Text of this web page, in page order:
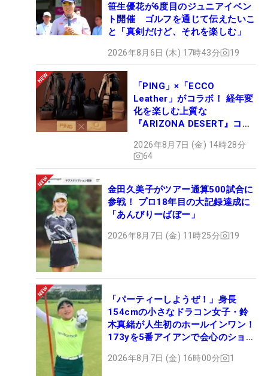
笹生優花が6度目のジュニアイベン
ト開催 ゴルフを通じて伝えたいこ
と「真剣だけど、それを楽しむ」
2026年8月6日 (木) 17時43分 19
「PING」×「ECCO
Leather」がコラボ！ 経年変
化を楽しむ上質な
『ARIZONA DESERT』コレ
ュー
2026年8月7日 (金) 14時28分
64
金田久美子がツアー通算500試合に
参戦！ プロ18年目の大記録達成に
「あんびりーばぼー」
2026年8月7日 (金) 11時25分 19
「パーティーしようぜ！」身長
154cmの小さなドラコン女子・鈴
木真緒が人生初のホールインワン！
173yを5番アイアンで会心のショッ
2026年8月7日 (金) 16時00分 1